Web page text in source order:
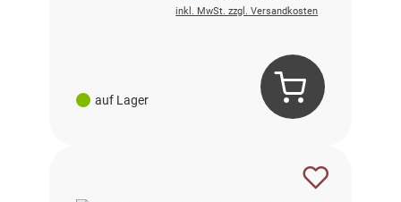
auf Lager
inkl. MwSt. zzgl. Versandkosten